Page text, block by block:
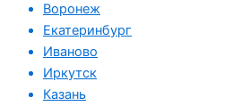
Воронеж
Екатеринбург
Иваново
Иркутск
Казань